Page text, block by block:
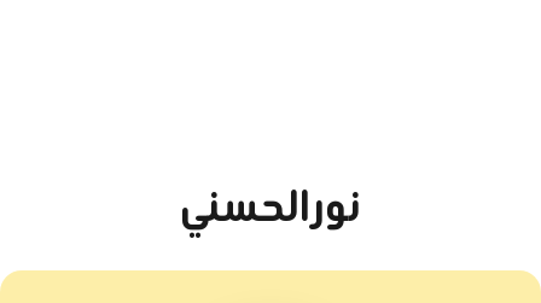
نور الحسني